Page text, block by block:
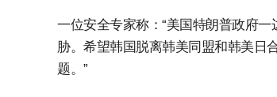
一位安全专家称：“美国特朗普政府
胁。希望韩国脱离韩美同盟和韩美日
题。”